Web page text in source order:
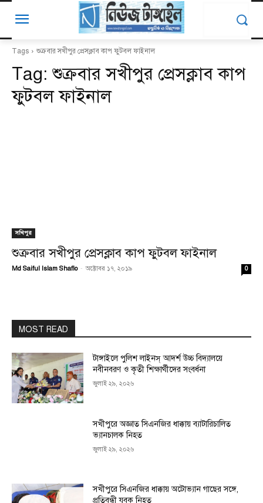
Tags শুক্রবার সখীপুর প্রেসক্লাব কাপ ফুটবল ফাইনাল
Tag: শুক্রবার সখীপুর প্রেসক্লাব কাপ
ফুটবল ফাইনাল
সখিপুর
শুক্রবার সখীপুর প্রেসক্লাব কাপ ফুটবল ফাইনাল
Md Saiful Islam Shaflo - অক্টোবর ১৭, ২০১৯ 0
MOST READ
টাঙ্গাইলে পুলিশ লাইনস্ আদর্শ উচ্চ বিদ্যালয়ে
নবীনবরণ ও কৃতী শিক্ষার্থীদের সংবর্ধনা
জুলাই ২৯, ২০২৬
সখীপুরে অজ্ঞাত সিএনজির ধাক্কায় ব্যাটারিচালিত
ভ্যানচালক নিহত
জুলাই ২৯, ২০২৬
সখীপুরে সিএনজির ধাক্কায় অটোভ্যান গাছের সঙ্গে,
প্রতিবন্ধী যুবক নিহত